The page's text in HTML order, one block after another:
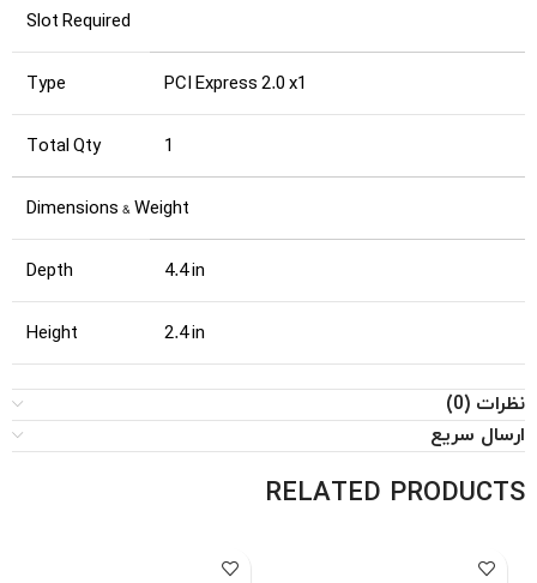
Slot Required
Type
PCI Express 2.0 x1
Total Qty
1
Dimensions & Weight
Depth
4.4 in
Height
2.4 in
نظرات (0)
ارسال سریع
RELATED PRODUCTS